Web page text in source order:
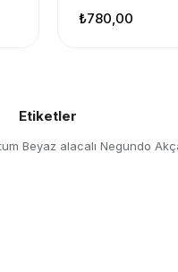
₺780,00
Etiketler
Beyaz alacalı Negundo